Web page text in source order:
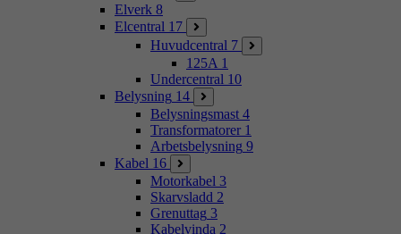
Elverk 8
Elcentral 17
Huvudcentral 7
125A 1
Undercentral 10
Belysning 14
Belysningsmast 4
Transformatorer 1
Arbetsbelysning 9
Kabel 16
Motorkabel 3
Skarvsladd 2
Grenuttag 3
Kabelvinda 2